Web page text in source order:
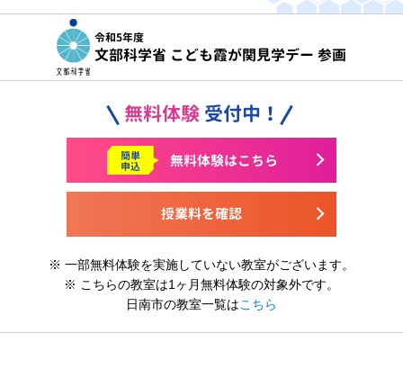
令和5年度
文部科学省 こども霞が関見学デー 参画
無料体験 受付中！
授業料を確認
簡単
申込 無料体験はこちら
※ 一部無料体験を実施していない教室がございます。
※ こちらの教室は1ヶ月無料体験の対象外です。
日南市の教室一覧はこちら